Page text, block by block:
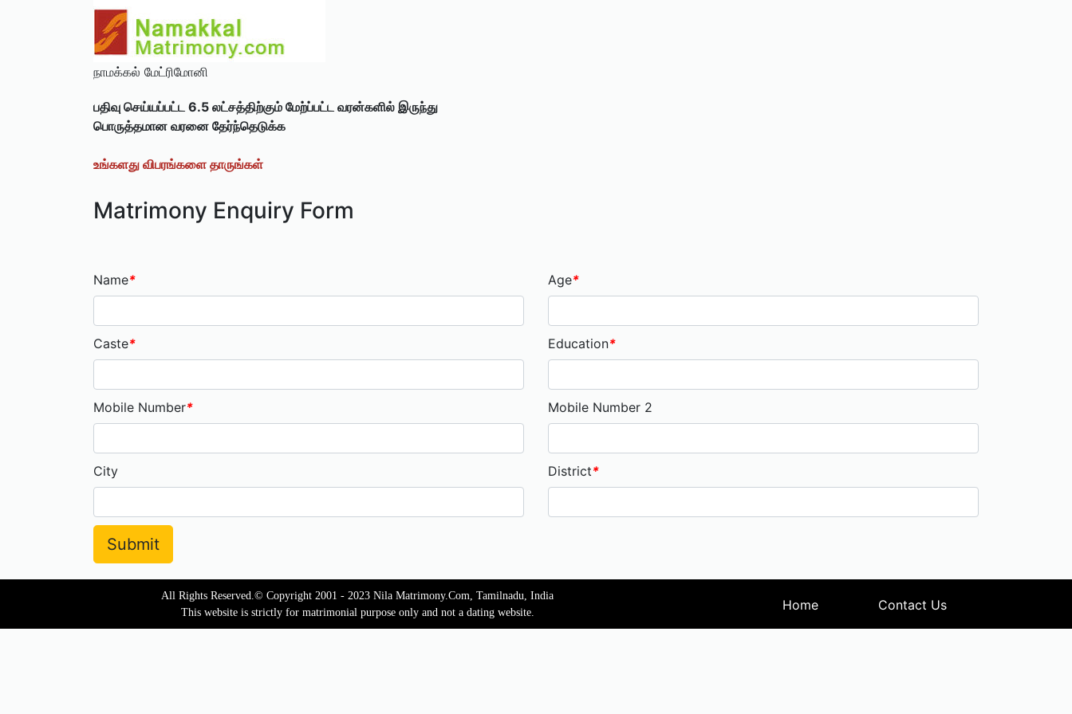
நாமக்கல் மேட்ரிமோனி
பதிவு செய்யப்பட்ட 6.5 லட்சத்திற்கும் மேற்ப்பட்ட வரன்களில் இருந்து
பொருத்தமான வரனை தேர்ந்தெடுக்க
உங்களது விபரங்களை தாருங்கள்
Matrimony Enquiry Form
Name* Age*
Caste* Education*
Mobile Number* Mobile Number 2
City District*
All Rights Reserved.© Copyright 2001 - 2023 Nila Matrimony.Com, Tamilnadu, India
This website is strictly for matrimonial purpose only and not a dating website.
Home Contact Us